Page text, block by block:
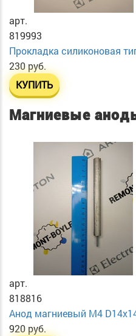
арт.
819993
Прокладка силиконовая
230 руб.
КУПИТЬ
Магниевые
арт.
818816
Анод магниевый М4
920 руб.